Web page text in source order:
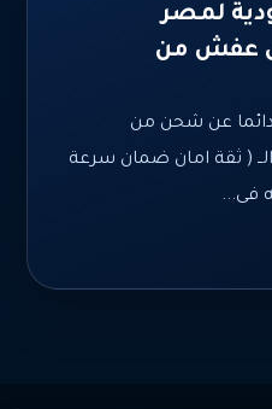
لمصر
نقل عفش من
دائما عن شحن من
( ثقة امان ضمان سرعة
فى...